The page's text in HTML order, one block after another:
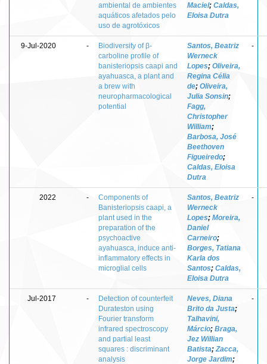
ambiental de ambientes
aquáticos afetados pelo
uso de agrotóxicos
Maciel; Caldas,
Eloisa Dutra
9-Jul-2020 -
Biodiversity of β-
carboline profile of
banisteriopsis caapi and
ayahuasca, a plant and
a brew with
neuropharmacological
potential
Santos, Beatriz
Werneck
Lopes; Oliveira,
Regina Célia
de; Oliveira,
Julia Sonsin;
Fagg,
Christopher
William;
Barbosa, José
Beethoven
Figueiredo;
Caldas, Eloisa
Dutra
-
2022 -
Components of
Banisteriopsis caapi, a
plant used in the
preparation of the
psychoactive
ayahuasca, induce anti-
inflammatory effects in
microglial cells
Santos, Beatriz
Werneck
Lopes; Moreira,
Daniel
Carneiro;
Borges, Tatiana
Karla dos
Santos; Caldas,
Eloisa Dutra
-
Jul-2017 -
Detection of counterfeit
Durateston using
Fourier transform
infrared spectroscopy
and partial least
squares : discriminant
analysis
Neves, Diana
Brito da Justa;
Talhavini,
Márcio; Braga,
Jez Willian
Batista; Zacca,
Jorge Jardim;
-